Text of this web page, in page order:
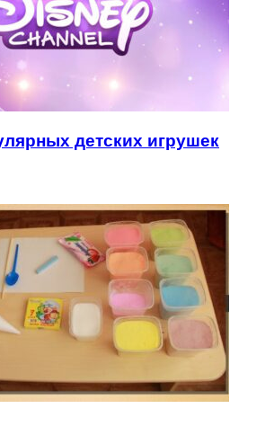
детских игрушек